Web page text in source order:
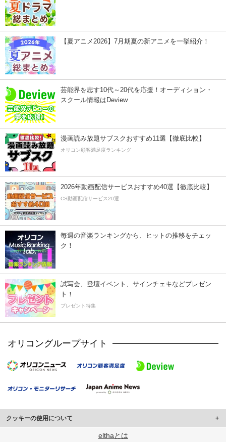
【夏アニメ2026】7月期夏の新アニメを一挙紹介！
芸能界を志す10代～20代を応援！オーディション・
スクール情報はDeview
漫画読み放題サブスクおすすめ11選【徹底比較】
オリコン顧客満足度ランキング
2026年動画配信サービスおすすめ40選【徹底比較】
CS動画配信サービス20選
毎週の音楽ランキングから、ヒットの推移をチェッ
ク！
試写会、登壇イベント、サインチェキなどプレゼン
ト！
プレゼント特集
オリコングループサイト
クッキーの使用について
このサイトでは Cookie を使用して、ユーザーに合わせたコンテンツや広告の
elthaとは